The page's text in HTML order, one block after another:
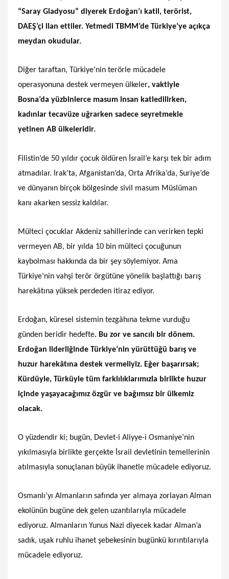
“Saray Gladyosu” diyerek Erdoğan’ı katil, terörist,
DAEŞ’çi ilan ettiler. Yetmedi TBMM’de Türkiye’ye açıkça
meydan okudular.
Diğer taraftan, Türkiye’nin terörle mücadele
operasyonuna destek vermeyen ülkeler, vaktiyle
Bosna’da yüzbinlerce masum insan katledilirken,
kadınlar tecavüze uğrarken sadece seyretmekle
yetinen AB ülkeleridir.
Filistin’de 50 yıldır çocuk öldüren İsrail’e karşı tek bir adım
atmadılar. Irak’ta, Afganistan’da, Orta Afrika’da, Suriye’de
ve dünyanın birçok bölgesinde sivil masum Müslüman
kanı akarken sessiz kaldılar.
Mülteci çocuklar Akdeniz sahillerinde can verirken tepki
vermeyen AB, bir yılda 10 bin mülteci çocuğunun
kaybolması hakkında da bir şey söylemiyor. Ama
Türkiye’nin vahşi terör örgütüne yönelik başlattığı barış
harekâtına yüksek perdeden itiraz ediyor.
Erdoğan, küresel sistemin tezgâhına tekme vurduğu
günden beridir hedefte. Bu zor ve sancılı bir dönem.
Erdoğan liderliğinde Türkiye’nin yürüttüğü barış ve
huzur harekâtına destek vermeliyiz. Eğer başarırsak;
Kürdüyle, Türküyle tüm farklılıklarımızla birlikte huzur
içinde yaşayacağımız özgür ve bağımsız bir ülkemiz
olacak.
O yüzdendir ki; bugün, Devlet-i Aliyye-i Osmaniye’nin
yıkılmasıyla birlikte gerçekte İsrail devletinin temellerinin
atılmasıyla sonuçlanan büyük ihanetle mücadele ediyoruz.
Osmanlı’yı Almanların safında yer almaya zorlayan Alman
ekolünün bugüne dek gelen uzantılarıyla mücadele
ediyoruz. Almanların Yunus Nazi diyecek kadar Alman’a
sadık, uşak ruhlu ihanet şebekesinin bugünkü kırıntılarıyla
mücadele ediyoruz.